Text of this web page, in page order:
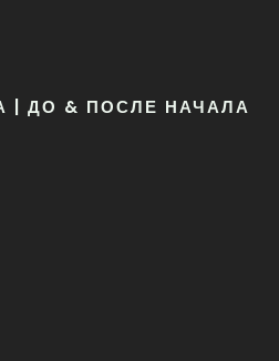
| ДО & ПОСЛЕ НАЧАЛА